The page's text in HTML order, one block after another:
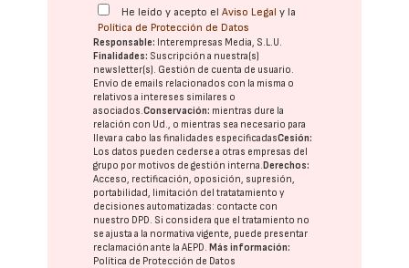
He leído y acepto elAviso Legal y la
Política de Protección de Datos
Responsable: Interempresas Media, S.L.U.
Finalidades: Suscripción a nuestra(s)
newsletter(s). Gestión de cuenta de usuario.
Envío de emails relacionados con la misma o
relativos a intereses similares o
asociados.Conservación: mientras dure la
relación con Ud., o mientras sea necesario para
llevar a cabo las finalidades especificadasCesión:
Los datos pueden cederse a otras empresas del
grupo por motivos de gestión interna.Derechos:
Acceso, rectificación, oposición, supresión,
portabilidad, limitación del tratatamiento y
decisiones automatizadas: contacte con
nuestro DPD. Si considera que el tratamiento no
se ajusta a la normativa vigente, puede presentar
reclamación ante laAEPD.Más información:
Política de Protección de Datos